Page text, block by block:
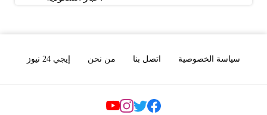
سياسة الخصوصية اتصل بنا من نحن إيجي 24 نيوز
Social Links